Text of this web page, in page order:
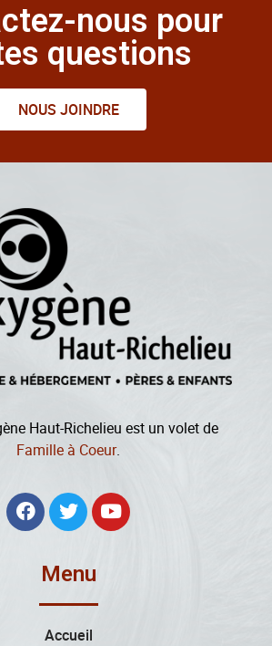
nous pour
questions
NOUS JOINDRE
Haut-Richelieu est un volet de
Famille à Coeur.
Menu
Accueil